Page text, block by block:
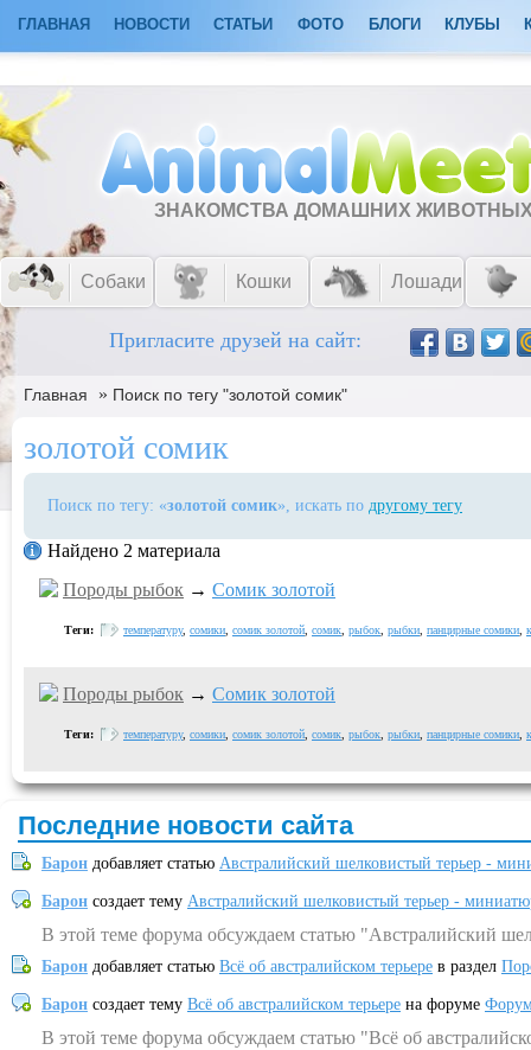
ГЛАВНАЯ НОВОСТИ СТАТЬИ ФОТО БЛОГИ КЛУБЫ
ЗНАКОМСТВА ДОМАШНИХ
Собаки Кошки Лошади
Пригласите друзей на сайт:
Главная » Поиск по тегу "золотой сомик"
золотой сомик
Поиск по тегу: «золотой сомик», искать по другому тегу
Найдено 2 материала
Породы рыбок → Сомик золотой
Теги: температуру, сомики сомик золотой сомик рыбок рыбки панцирные сомики
Породы рыбок → Сомик золотой
Теги: температуру, сомики сомик золотой сомик рыбок рыбки панцирные сомики
Последние новости сайта
Барон добавляет статью Австралийский шелковистый терьер -
Барон создает тему Австралийский шелковистый терьер -
В этой теме форума обсуждаем статью "Австралийский
Барон добавляет статью Всё об австралийском терьере в раздел
Барон создает тему Всё об австралийском терьере на форуме
В этой теме форума обсуждаем статью "Всё об